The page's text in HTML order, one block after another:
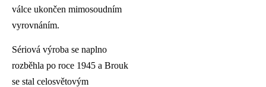
válce ukončen mimosoudním
vyrovnáním.
Sériová výroba se naplno
rozběhla po roce 1945 a Brouk
se stal celosvětovým